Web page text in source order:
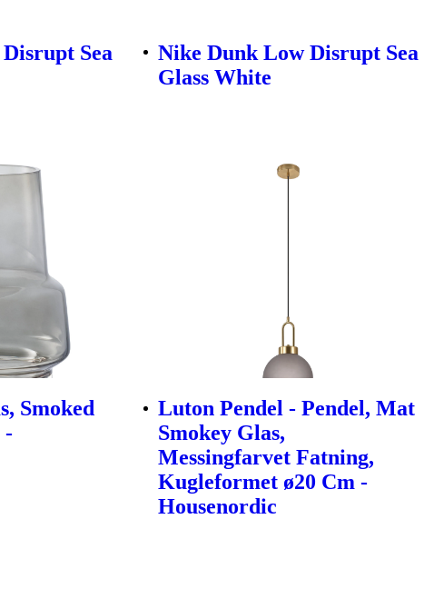
Sea
Nike Dunk Low Disrupt Sea
Glass White
Smoked
-
Luton Pendel - Pendel, Mat
Smokey Glas,
Messingfarvet Fatning,
Kugleformet ø20 Cm -
Housenordic